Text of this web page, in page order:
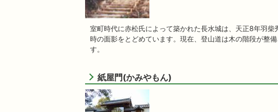
室町時代に赤松氏によって築かれた長水城は、天正8年羽
時の面影をとどめています。現在、登山道は木の階段が整
す。
紙屋門(かみやもん)